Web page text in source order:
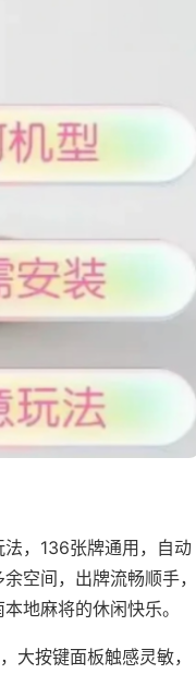
法，136张牌通用，自动
空间，出牌流畅顺手，
地麻将的休闲快乐。
大按键面板触感灵敏，